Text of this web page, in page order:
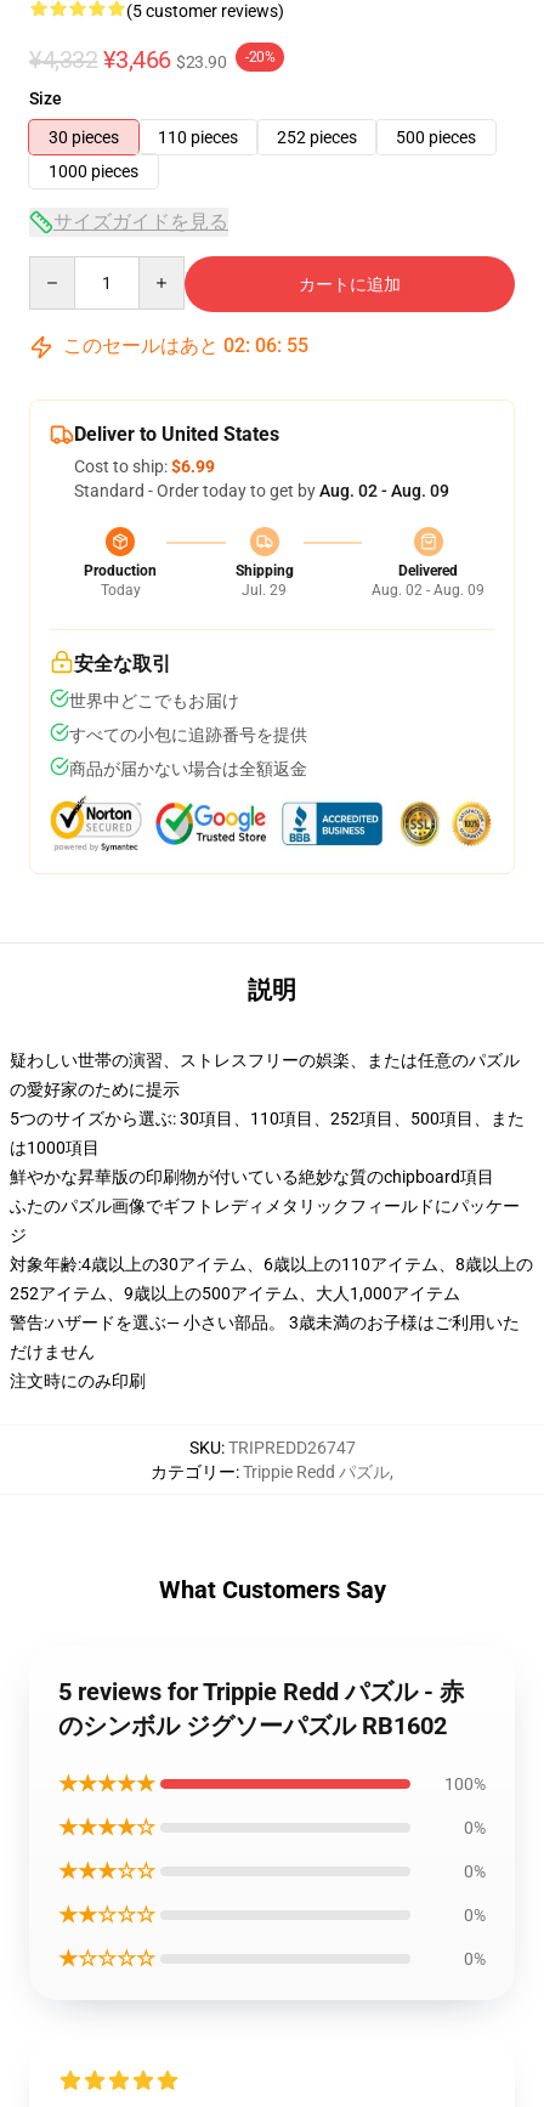
(5 customer reviews)
¥4,332 ¥3,466 $23.90 -20%
Size
30 pieces
110 pieces 252 pieces
500 pieces
1000 pieces
サイズガイドを見る
カートに追加
このセールはあと 02: 06: 54
Deliver to United States
Cost to ship:$6.99
Standard - Order today to get byAug. 02 - Aug. 09
Production
Today
Shipping
Jul. 29
Delivered
Aug. 02 - Aug. 09
安全な取引
世界中どこでもお届け
すべての小包に追跡番号を提供
商品が届かない場合は全額返金
説明
疑わしい世帯の演習、ストレスフリーの娯楽、または任意のパズル
の愛好家のために提示
5つのサイズから選ぶ: 30項目、110項目、252項目、500項目、また
は1000項目
鮮やかな昇華版の印刷物が付いている絶妙な質のchipboard項目
ふたのパズル画像でギフトレディメタリックフィールドにパッケー
ジ
対象年齢:4歳以上の30アイテム、6歳以上の110アイテム、8歳以上の
252アイテム、9歳以上の500アイテム、大人1,000アイテム
警告:ハザードを選ぶ— 小さい部品。 3歳未満のお子様はご利用いた
だけません
注文時にのみ印刷
SKU:TRIPREDD26747
カテゴリー:Trippie Redd パズル,
What Customers Say
5 reviews for Trippie Redd パズル - 赤
のシンボル ジグソーパズル RB1602
★★★★★ 100%
★★★★☆ 0%
★★★☆☆ 0%
★★☆☆☆ 0%
★☆☆☆☆ 0%